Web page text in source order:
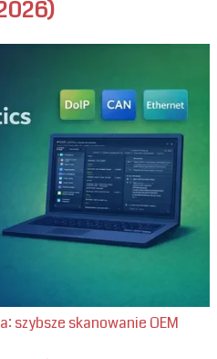
szybsze skanowanie OEM